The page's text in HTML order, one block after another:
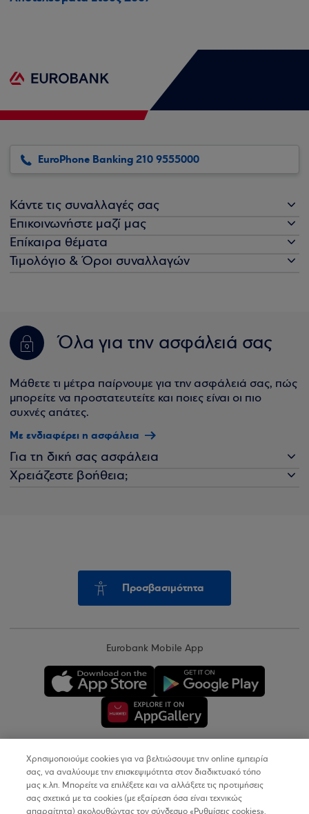
EuroPhone Banking 210 9555000
Κάντε τις συναλλαγές σας
Επικοινωνήστε μαζί μας
Επίκαιρα θέματα
Τιμολόγιο & Όροι συναλλαγών
Όλα για την ασφάλειά σας
Μάθετε τι μέτρα παίρνουμε για την ασφάλειά σας, πώς
μπορείτε να προστατευτείτε και ποιες είναι οι πιο
συχνές απάτες.
Με ενδιαφέρει η ασφάλεια
Για τη δική σας ασφάλεια
Χρειάζεστε βοήθεια;
Προσβασιμότητα
Eurobank Mobile App
Copyright © 2026
Όροι Χρήσης
Χρησιμοποιούμε cookies για να βελτιώσουμε την online εμπειρία
σας, να αναλύουμε την επισκεψιμότητα στον διαδικτυακό τόπο
μας κ.λπ. Μπορείτε να επιλέξετε και να αλλάξετε τις προτιμήσεις
σας σχετικά με τα cookies (με εξαίρεση όσα είναι τεχνικώς
απαραίτητα) ακολουθώντας τον σύνδεσμο «Ρυθμίσεις cookies».